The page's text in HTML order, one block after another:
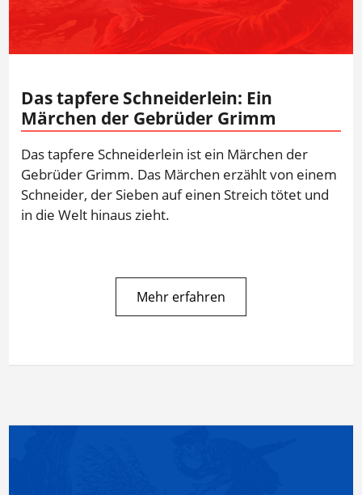
Das tapfere Schneiderlein: Ein
Märchen der Gebrüder Grimm
Das tapfere Schneiderlein ist ein Märchen der
Gebrüder Grimm. Das Märchen erzählt von einem
Schneider, der Sieben auf einen Streich tötet und
in die Welt hinaus zieht.
Mehr erfahren